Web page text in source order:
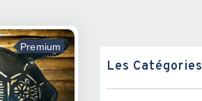
Premium
Les Catégories